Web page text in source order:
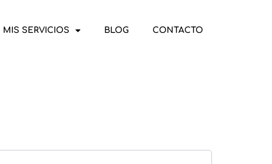
MIS SERVICIOS BLOG CONTACTO